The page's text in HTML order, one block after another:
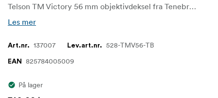
Telson TM Victory 56 mm objektivdeksel fra Tenebraex er et førsteklasses frontlinsedeksel designet for Target Master Victory 5-32x56. Det gir den store 56 mm objektivlinsen pålitelig beskyttelse mot støv, smuss og krevende utendørsforhold.
Les mer
Art.nr. 137007 Lev.art.nr. 528-TMV56-TB
EAN 825784005009
På lager